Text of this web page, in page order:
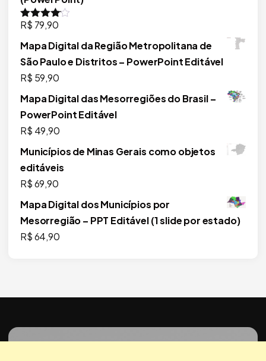
R$ 179,90.
Avaliação
R$ 79,90
Mapa Digital da Região Metropolitana de
São Paulo e Distritos – PowerPoint Editável
R$ 59,90
Mapa Digital das Mesorregiões do Brasil –
PowerPoint Editável
R$ 49,90
Municípios de Minas Gerais como objetos
editáveis
R$69,90
Mapa Digital dos Municípios por
Mesorregião – PPT Editável (1 slide por estado)
R$64,90